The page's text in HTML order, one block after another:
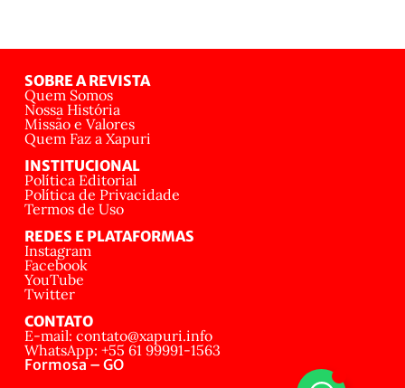
SOBRE A REVISTA
Quem Somos
Nossa História
Missão e Valores
Quem Faz a Xapuri
INSTITUCIONAL
Política Editorial
Política de Privacidade
Termos de Uso
REDES E PLATAFORMAS
Instagram
Facebook
YouTube
Twitter
CONTATO
E-mail: contato@xapuri.info
WhatsApp: +55 61 99991-1563
Formosa – GO